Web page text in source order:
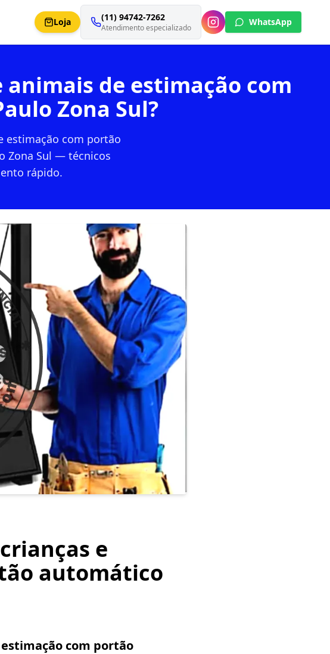
Loja (11) 94742-7262
Atendimento especializado
WhatsApp
de estimação com
Zona Sul?
estimação com portão
Zona Sul — técnicos
rápido.
e
automático
com portão